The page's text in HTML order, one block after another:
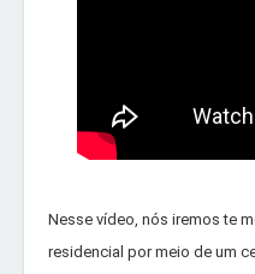
Nesse vídeo, nós iremos te
residencial por meio de um